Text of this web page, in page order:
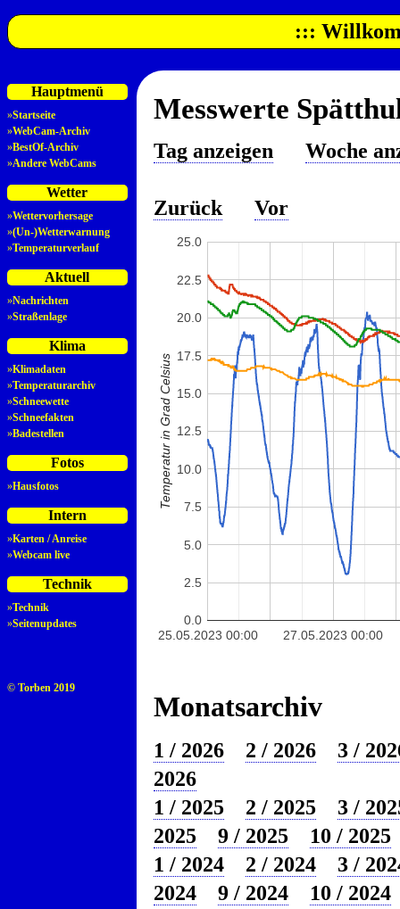
:::
Hauptmenü
»Startseite
»WebCam-Archiv
»BestOf-Archiv
»Andere WebCams
Wetter
»Wettervorhersage
»(Un-)Wetterwarnung
»Temperaturverlauf
Aktuell
»Nachrichten
»Straßenlage
Klima
»Klimadaten
»Temperaturarchiv
»Schneewette
»Schneefakten
»Badestellen
Fotos
»Hausfotos
Intern
»Karten / Anreise
»Webcam live
Technik
»Technik
»Seitenupdates
© Torben 2019
Messwerte
Tag anzeigen Woche
Zurück Vor
25.05.2023 00:00 27.05.2023 00:00
0.0
2.5
5.0
7.5
10.0
12.5
15.0
17.5
20.0
22.5
25.0
Temperatur in Grad Celsius
Monatsarchiv
1 / 2026 2 / 2026
3 /
2026
1 / 2025
2 / 2025
3 /
2025
9 / 2025
10 / 2025
1 / 2024
2 / 2024
3 /
2024
9 / 2024
10 / 2024